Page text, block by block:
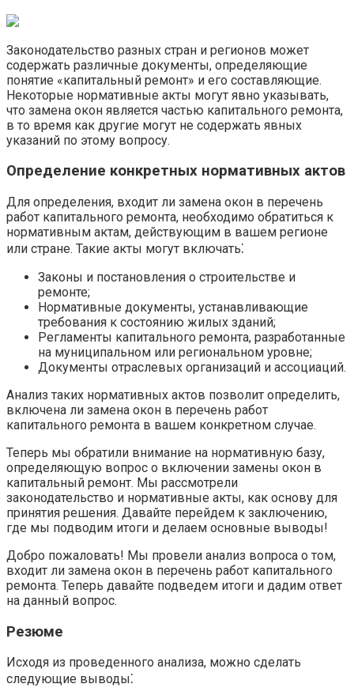
Законодательство разных стран и регионов может
содержать различные документы, определяющие
понятие «капитальный ремонт» и его составляющие.
Некоторые нормативные акты могут явно указывать,
что замена окон является частью капитального ремонта,
в то время как другие могут не содержать явных
указаний по этому вопросу.​
Определение конкретных нормативных актов
Для определения, входит ли замена окон в перечень
работ капитального ремонта, необходимо обратиться к
нормативным актам, действующим в вашем регионе
или стране.​ Такие акты могут включать⁚
Законы и постановления о строительстве и
ремонте;
Нормативные документы, устанавливающие
требования к состоянию жилых зданий;
Регламенты капитального ремонта, разработанные
на муниципальном или региональном уровне;
Документы отраслевых организаций и ассоциаций.​
Анализ таких нормативных актов позволит определить,
включена ли замена окон в перечень работ
капитального ремонта в вашем конкретном случае.​
Теперь мы обратили внимание на нормативную базу,
определяющую вопрос о включении замены окон в
капитальный ремонт.​ Мы рассмотрели
законодательство и нормативные акты, как основу для
принятия решения.​ Давайте перейдем к заключению,
где мы подводим итоги и делаем основные выводы!​
Добро пожаловать! Мы провели анализ вопроса о том,
входит ли замена окон в перечень работ капитального
ремонта.​ Теперь давайте подведем итоги и дадим ответ
на данный вопрос.​
Резюме
Исходя из проведенного анализа, можно сделать
следующие выводы⁚